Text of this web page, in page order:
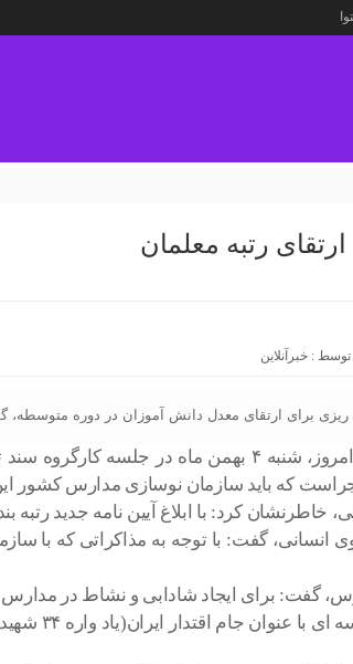
رتبه معلمان
توسط : خبرآنلاین
ریزی برای ارتقای معدل دانش آموزان در دوره
به گزارش خبرآنلاین، علیرضا کاظمی، وزیر آموزش و
که باید سازمان نوسازی مدارس کشور
کرد: با ابلاغ آیین نامه جدید رتبه
گفت: با توجه به مذاکراتی که با
گفت: برای ایجاد شادابی و نشاط در